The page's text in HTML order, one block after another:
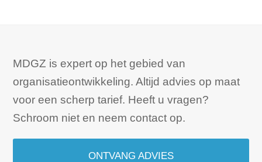
MDGZ is expert op het gebied van
organisatieontwikkeling. Altijd advies op maat
voor een scherp tarief. Heeft u vragen?
Schroom niet en neem contact op.
ONTVANG ADVIES